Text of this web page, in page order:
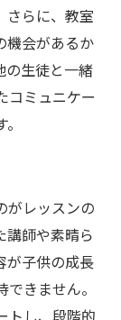
の選び方
要性
工夫
さらに、教室
機会があるか
の生徒と一緒
コミュニケー
がレッスンの
講師や素晴ら
が子供の成長
きません。
トし、段階的